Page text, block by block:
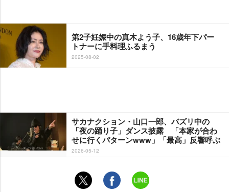
第2子妊娠中の真木よう子、16歳年下パー
トナーに手料理ふるまう
2025-08-02
サカナクション・山口一郎、バズリ中の
「夜の踊り子」ダンス披露 「本家が合わ
せに行くパターンwww」「最高」反響呼ぶ
2026-05-12